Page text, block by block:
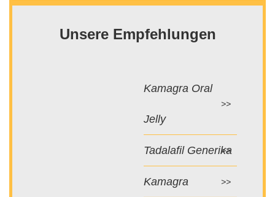
Unsere Empfehlungen
Kamagra Oral
Jelly
Tadalafil Generika
Kamagra